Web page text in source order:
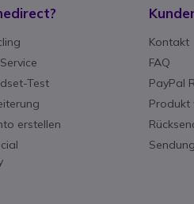
Test
erstellen
Kontakt
FAQ
PayPal
Produkt